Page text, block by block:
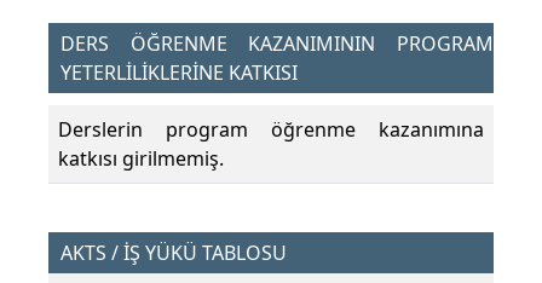
DERS ÖĞRENME KAZANIMININ PROGRAM
YETERLİLİKLERİNE KATKISI
Derslerin program öğrenme kazanımına
katkısı girilmemiş.
AKTS / İŞ YÜKÜ TABLOSU